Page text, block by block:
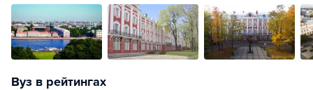
Вуз в рейтингах